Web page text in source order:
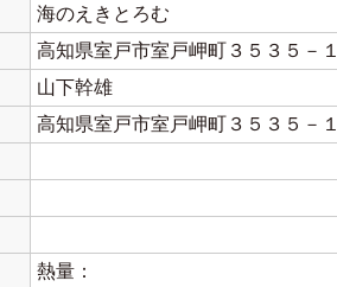
海のえきとろむ
高知県室戸市室戸岬町３５３５－１
山下幹雄
高知県室戸市室戸岬町３５３５－１
熱量：